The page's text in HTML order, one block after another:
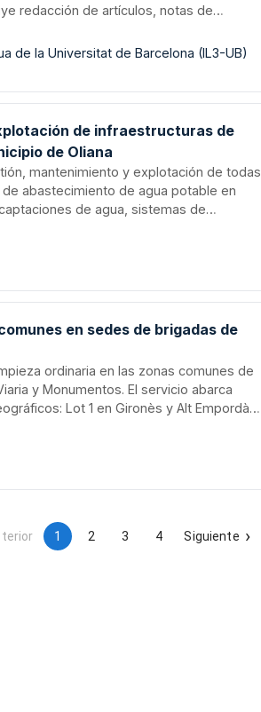
redacción de artículos, notas de
empresa adjudicataria debe disponer de
y periodismo con
de la Universitat de Barcelona (IL3-UB)
de infraestructuras de
de Oliana
mantenimiento y explotación de todas
abastecimiento de agua potable en
de agua, sistemas de
de atención a usuarios y
operativa, coordinación,
en sedes de brigadas de
ordinaria en las zonas comunes de
y Monumentos. El servicio abarca
Lot 1 en Gironès y Alt Empordà,
fungibles, garantizando el
duración prevista es de dos años
1 2 3 4 Siguiente